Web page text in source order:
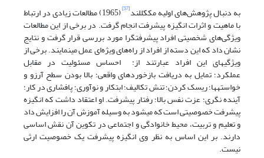
به دنبال پژوهش‌های اولیه مک­کللند[57] (1965) مطالعات زیادی در ارتباط
با ماهیت و اثرات انگیزه پیشرفت انجام گرفت. در برخی از این مطالعات
ویژگی‌های شخصیتی افراد پیشرفت­گرا مورد بررسی قرار گرفت و نتایج
نشان داد که این دسته از افراد از راه‌های ویژه‌ای عمل می­نمایند. برخی از
ویژگی­های این افراد عبارتند از: احساس مسئولیت در مقابل
عملکرد؛ تمایل به دریافت بازخوردهای واقعی؛ بالا بودن سطح آرزو و
خواسته­ها؛ ریسک کردن؛ تنش تکالیف؛ ابتکار و نوآوری؛ پافشاری در کار؛
آینده نگری؛ عزت نفس بالا؛ رفتار پیشرفت. او اعتقاد داشت که انگیزه
پیشرفت خصوصیتی است که می­شود به وسیله آموزش آن را افزایش داد
و تعلیم و تربیت، محیط خانوادگی و اجتماعی در تکوین آن نقش اساسی
دارند. بر این اساس به نظر وی انگیزه پیشرفت یک خصوصیت ارثی
نیست.